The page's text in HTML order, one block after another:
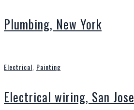
Plumbing, New York
Electrical, Painting
Electrical wiring, San Jose